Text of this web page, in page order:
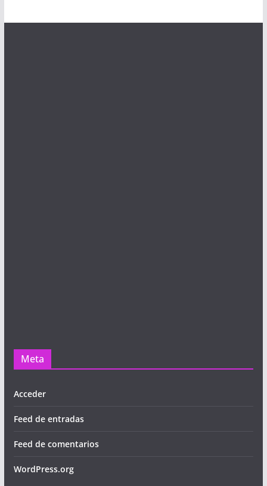
Meta
Acceder
Feed de entradas
Feed de comentarios
WordPress.org